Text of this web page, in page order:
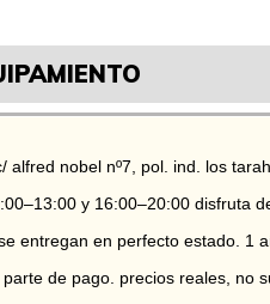
alfred nobel nº7, pol. ind. los
y 16:00–20:00 disfruta
entregan en perfecto estado. 1
de pago. precios reales, no